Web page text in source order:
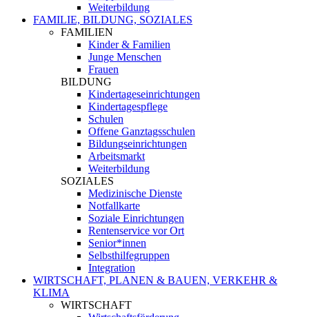
Weiterbildung
FAMILIE, BILDUNG, SOZIALES
FAMILIEN
Kinder & Familien
Junge Menschen
Frauen
BILDUNG
Kindertageseinrichtungen
Kindertagespflege
Schulen
Offene Ganztagsschulen
Bildungseinrichtungen
Arbeitsmarkt
Weiterbildung
SOZIALES
Medizinische Dienste
Notfallkarte
Soziale Einrichtungen
Rentenservice vor Ort
Senior*innen
Selbsthilfegruppen
Integration
WIRTSCHAFT, PLANEN & BAUEN, VERKEHR &
KLIMA
WIRTSCHAFT